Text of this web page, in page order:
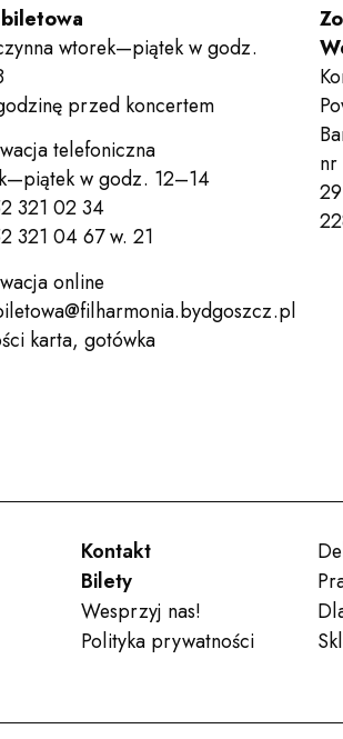
Deklaracja
Wesprzyj nas!
wtorek—piątek w godz.
przed koncertem
telefoniczna
w godz. 12–14
321 02 34
321 04 67 w. 21
online
karta, gotówka
nr
Kontakt
Bilety
Wesprzyj nas!
Polityka prywatności